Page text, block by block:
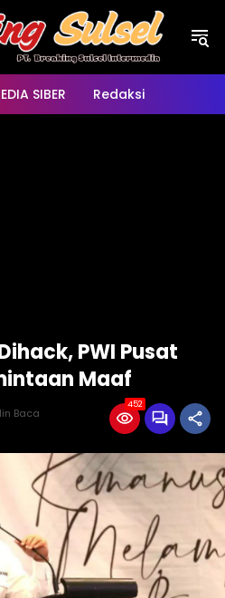
SIBER Redaksi
PWI Pusat
Maaf
Baca
452